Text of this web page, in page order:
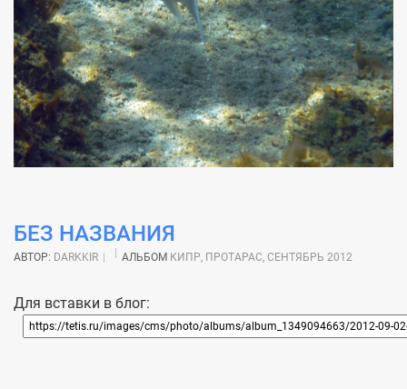
БЕЗ НАЗВАНИЯ
АВТОР: DARKKIR АЛЬБОМ КИПР, ПРОТАРАС, СЕНТЯБРЬ 2012
Для вставки в блог: